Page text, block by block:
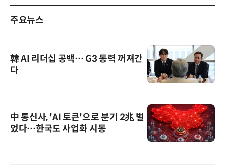
주요뉴스
韓 AI 리더십 공백… G3 동력 꺼져간
다
中 통신사, 'AI 토큰'으로 분기 2兆 벌
었다…한국도 사업화 시동